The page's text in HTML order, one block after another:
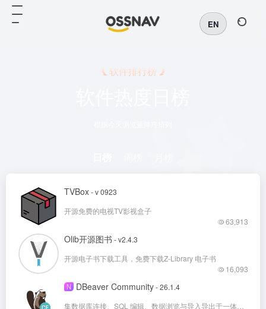
EN
软件排行榜
TVBox- v 0923
开源免费的电视TV影视盒子
63,913
Olib开源图书 - v2.4.3
开源电子书下载工具，免费下载Z-Library 电子书
16,093
N DBeaver Community- 26.1.4